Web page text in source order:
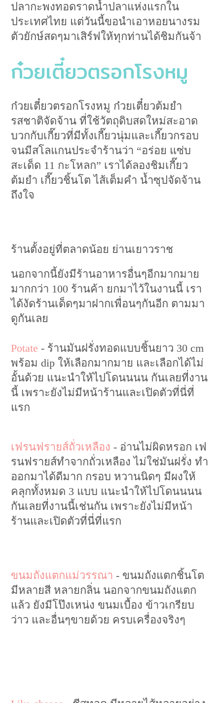
ปลากะพงทอดราดน้ำปลาแห่งแรกใน
ประเทศไทย แต่วันนี้ขอนำเอาหอยนางรม
ตัวยักษ์สดๆมาเสิร์ฟให้ทุกท่านได้ชิมกันจ้า
ก๋วยเตี๋ยวตรอกโรงหมู
ก๋วยเตี๋ยวตรอกโรงหมู ก๋วยเตี๋ยวต้มยำ
รสชาติจัดจ้าน ที่ใช้วัตถุดิบสดใหม่สะอาด
บวกกับเกี๊ยวที่มีทั้งเกี๊ยวนุ่มและเกี๊ยวกรอบ
จนมีสโลแกนประจำร้านว่า “อร่อย แซ่บ
สะเด็ด 11 กะโหลก” เราได้ลองชิมเกี๊ยว
ต้มยำ เกี๊ยวชิ้นโต ไส้เต็มคำ น้ำซุปจัดจ้าน
ถึงใจ
ร้านตั้งอยู่ที่ตลาดน้อย ย่านเยาวราช
นอกจากนี้ยังมีร้านอาหารอื่นๆอีกมากมาย
มากกว่า 100 ร้านค้า ยกมาไว้ในงานนี้ เรา
ได้งัดร้านเด็ดๆมาฝากเพื่อนๆกันอีก ตามมา
ดูกันเลย
Potate - ร้านมันฝรั่งทอดแบบชิ้นยาว 30 cm
พร้อม dip ให้เลือกมากมาย และเลือกได้ไม่
อั้นด้วย แนะนำให้ไปโดนนนน กันเลยที่งาน
นี้ เพราะยังไม่มีหน้าร้านและเปิดตัวที่นี่ที่
แรก
เฟรนฟรายส์ถั่วเหลือง - อ่านไม่ผิดหรอก เฟ
รนฟรายส์ทำจากถั่วเหลือง ไม่ใช่มันฝรั่ง ทำ
ออกมาได้ดีมาก กรอบ หวานนิดๆ มีผงให้
คลุกทั้งหมด 3 แบบ แนะนำให้ไปโดนนนน
กันเลยที่งานนี้เช่นกัน เพราะยังไม่มีหน้า
ร้านและเปิดตัวที่นี่ที่แรก
ขนมถังแตกแม่วรรณา - ขนมถังแตกชิ้นโต
มีหลายสี หลายกลิ่น นอกจากขนมถังแตก
แล้ว ยังมีโป๊งเหน่ง ขนมเบื้อง ข้าวเกรียบ
ว่าว และอื่นๆขายด้วย ครบเครื่องจริงๆ